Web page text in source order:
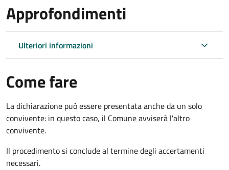
Approfondimenti
Ulteriori informazioni
Come fare
La dichiarazione può essere presentata anche da un solo
convivente: in questo caso, il Comune avviserà l'altro
convivente.
Il procedimento si conclude al termine degli accertamenti
necessari.